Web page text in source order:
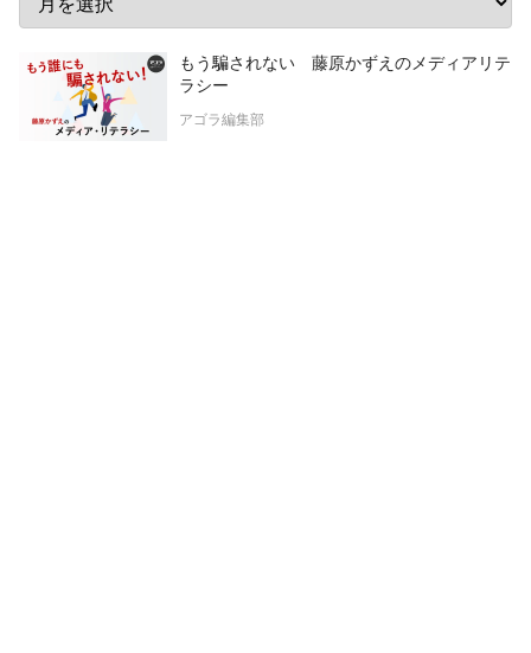
もう騙されない 藤原かずえのメディアリテ
ラシー
アゴラ編集部